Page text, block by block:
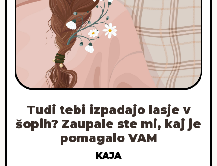
Tudi tebi izpadajo lasje v
šopih? Zaupale ste mi, kaj je
pomagalo VAM
KAJA